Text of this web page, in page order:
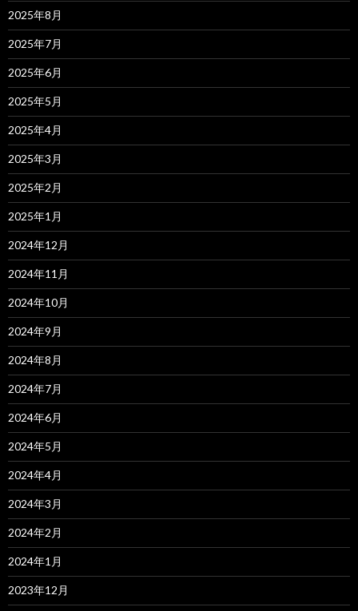
2025年8月
2025年7月
2025年6月
2025年5月
2025年4月
2025年3月
2025年2月
2025年1月
2024年12月
2024年11月
2024年10月
2024年9月
2024年8月
2024年7月
2024年6月
2024年5月
2024年4月
2024年3月
2024年2月
2024年1月
2023年12月